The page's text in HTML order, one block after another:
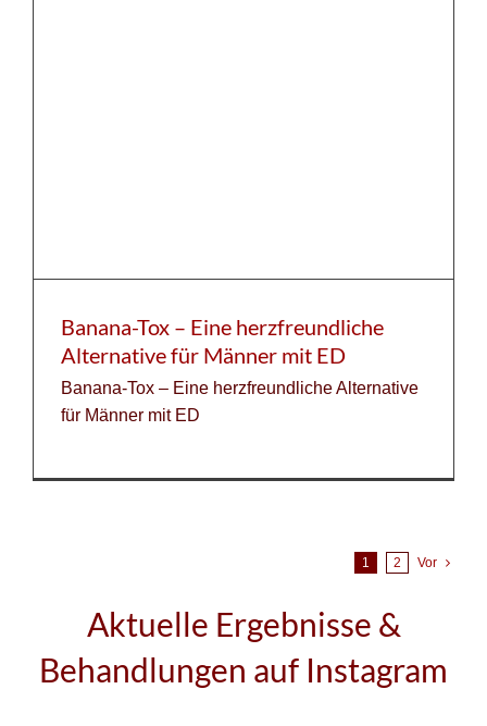
Banana-Tox – Eine herzfreundliche
Alternative für Männer mit ED
Banana-Tox – Eine herzfreundliche Alternative
für Männer mit ED
1 2 Vor
Aktuelle Ergebnisse &
Behandlungen auf Instagram